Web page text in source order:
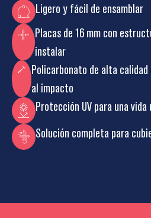
Ligero y fácil de ensamblar
Placas de 16 mm con
instalar
Policarbonato de alta
al impacto
Protección UV para una
Solución completa para